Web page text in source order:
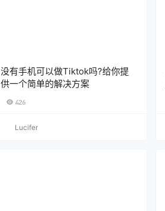
没有手机可以做Tiktok吗?给你提
供一个简单的解决方案
426
Lucifer